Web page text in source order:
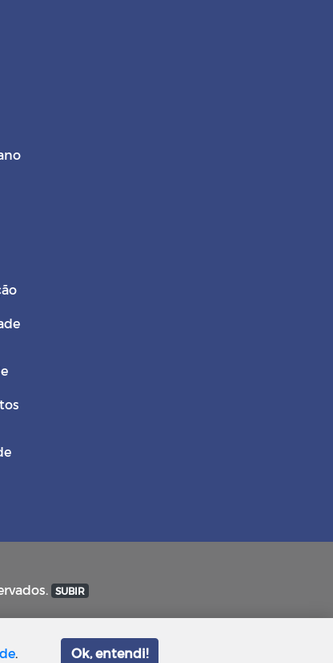
SUBIR
. Ok, entendi!